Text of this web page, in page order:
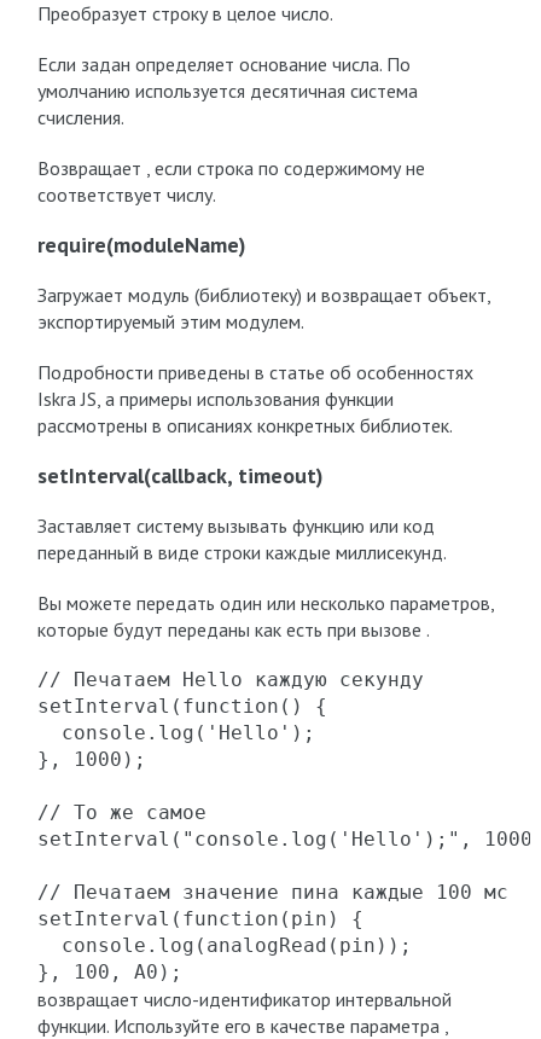
Преобразует строку в целое число.
Если задан определяет основание числа. По
умолчанию используется десятичная система
счисления.
Возвращает , если строка по содержимому не
соответствует числу.
require(moduleName)
Загружает модуль (библиотеку) и возвращает объект,
экспортируемый этим модулем.
Подробности приведены в статье об особенностях
Iskra JS, а примеры использования функции
рассмотрены в описаниях конкретных библиотек.
setInterval(callback, timeout)
Заставляет систему вызывать функцию или код
переданный в виде строки каждые миллисекунд.
Вы можете передать один или несколько параметров,
которые будут переданы как есть при вызове .
// Печатаем Hello каждую секунду
setInterval(function() {
  console.log('Hello');
}, 1000);
// То же самое
setInterval("console.log('Hello');",
// Печатаем значение пина каждые 100 мс
setInterval(function(pin) {
  console.log(analogRead(pin));
}, 100, A0);
возвращает число-идентификатор интервальной
функции. Используйте его в качестве параметра ,